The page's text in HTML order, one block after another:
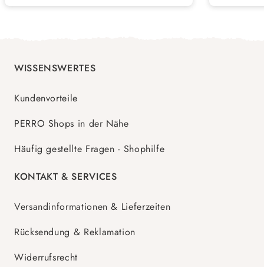
WISSENSWERTES
Kundenvorteile
PERRO Shops in der Nähe
Häufig gestellte Fragen - Shophilfe
KONTAKT & SERVICES
Versandinformationen & Lieferzeiten
Rücksendung & Reklamation
Widerrufsrecht